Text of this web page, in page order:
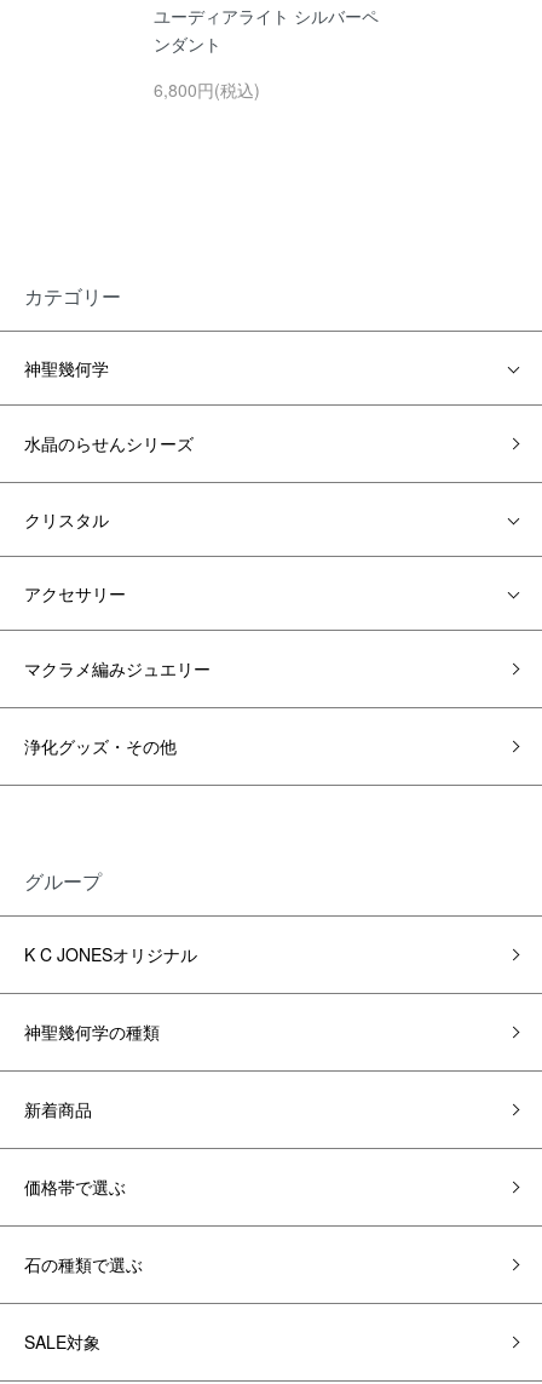
ユーディアライト シルバーペ
ンダント
6,800円(税込)
カテゴリー
神聖幾何学
水晶のらせんシリーズ
クリスタル
アクセサリー
マクラメ編みジュエリー
浄化グッズ・その他
グループ
K C JONESオリジナル
神聖幾何学の種類
新着商品
価格帯で選ぶ
石の種類で選ぶ
SALE対象